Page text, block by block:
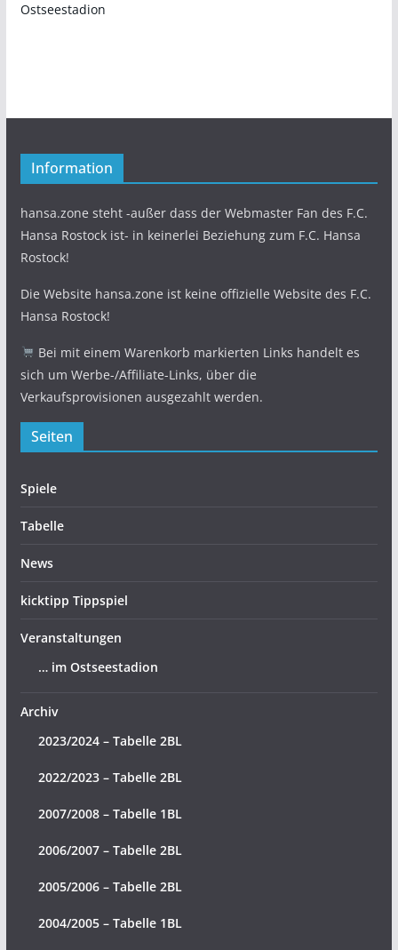
Ostseestadion
Information
hansa.zone steht -außer dass der Webmaster Fan des F.C.
Hansa Rostock ist- in keinerlei Beziehung zum F.C. Hansa
Rostock!
Die Website hansa.zone ist keine offizielle Website des F.C.
Hansa Rostock!
Bei mit einem Warenkorb markierten Links handelt es
sich um Werbe-/Affiliate-Links, über die
Verkaufsprovisionen ausgezahlt werden.
Seiten
Spiele
Tabelle
News
kicktipp Tippspiel
Veranstaltungen
… im Ostseestadion
Archiv
2023/2024 – Tabelle 2BL
2022/2023 – Tabelle 2BL
2007/2008 – Tabelle 1BL
2006/2007 – Tabelle 2BL
2005/2006 – Tabelle 2BL
2004/2005 – Tabelle 1BL